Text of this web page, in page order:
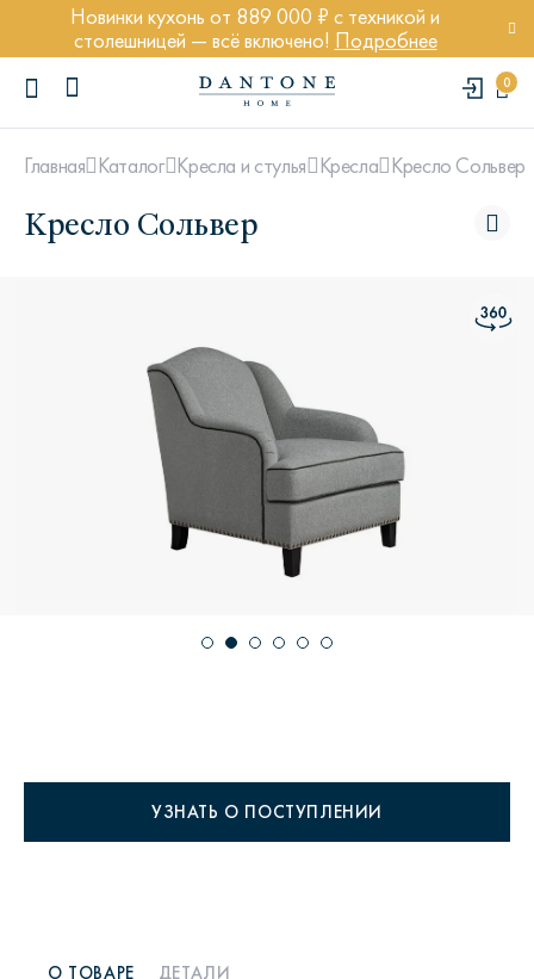
Новинки кухонь от 889 000 ₽ с техникой и
столешницей — всё включено! Подробнее
0
Кровать Ньюбери
Главная Каталог Кресла и стулья Кресла Кресло Сольвер
Кресло Сольвер
УЗНАТЬ О ПОСТУПЛЕНИИ
О ТОВАРЕ ДЕТАЛИ